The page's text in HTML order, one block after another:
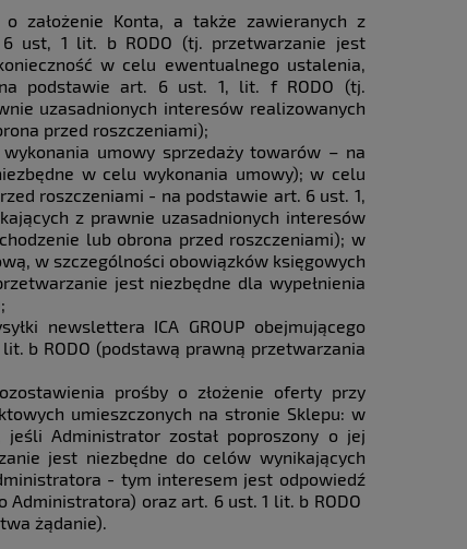
założenie Konta, a także zawieranych z
ust, 1 lit. b RODO (tj. przetwarzanie jest
w celu ewentualnego ustalenia,
podstawie art. 6 ust. 1, lit. f RODO (tj.
uzasadnionych interesów realizowanych
przed roszczeniami);
umowy sprzedaży towarów – na
w celu wykonania umowy); w celu
roszczeniami - na podstawie art. 6 ust. 1,
z prawnie uzasadnionych interesów
lub obrona przed roszczeniami); w
w szczególności obowiązków księgowych
jest niezbędne dla wypełnienia
newslettera ICA GROUP obejmującego
b RODO (podstawą prawną przetwarzania
prośby o złożenie oferty przy
umieszczonych na stronie Sklepu: w
Administrator został poproszony o jej
jest niezbędne do celów wynikających
- tym interesem jest odpowiedź
oraz art. 6 ust. 1 lit. b RODO
żądanie).